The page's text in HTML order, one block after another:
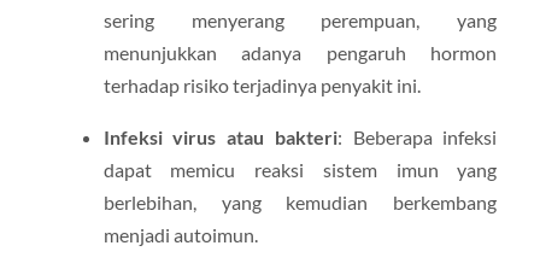
sering menyerang perempuan, yang
menunjukkan adanya pengaruh hormon
terhadap risiko terjadinya penyakit ini.
Infeksi virus atau bakteri: Beberapa infeksi
dapat memicu reaksi sistem imun yang
berlebihan, yang kemudian berkembang
menjadi autoimun.